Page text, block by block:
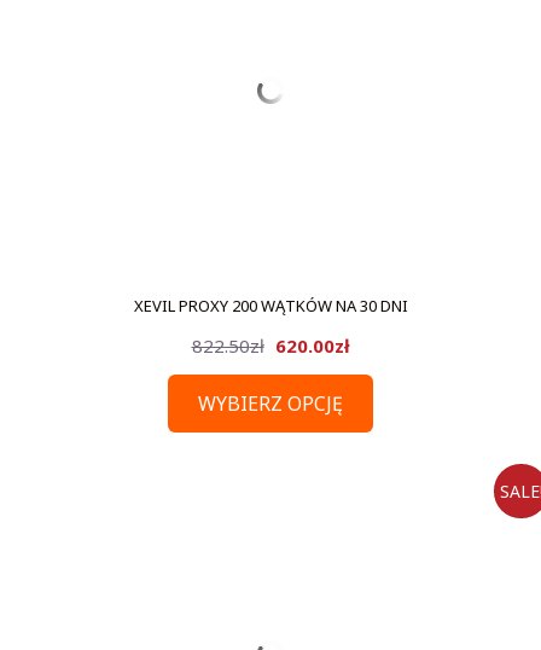
XEVIL PROXY 200 WĄTKÓW NA 30 DNI
822.50zł Pierwotna
cena
wynosiła:
620.00złAktualna
cena
WYBIERZ OPCJĘ